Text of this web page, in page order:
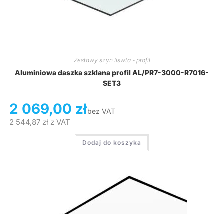
Zestawy szyn liswta - profil
Aluminiowa daszka szklana profil AL/PR7-3000-R7016-
SET3
2 069,00 złbez VAT
2 544,87 złz VAT
Dodaj do koszyka